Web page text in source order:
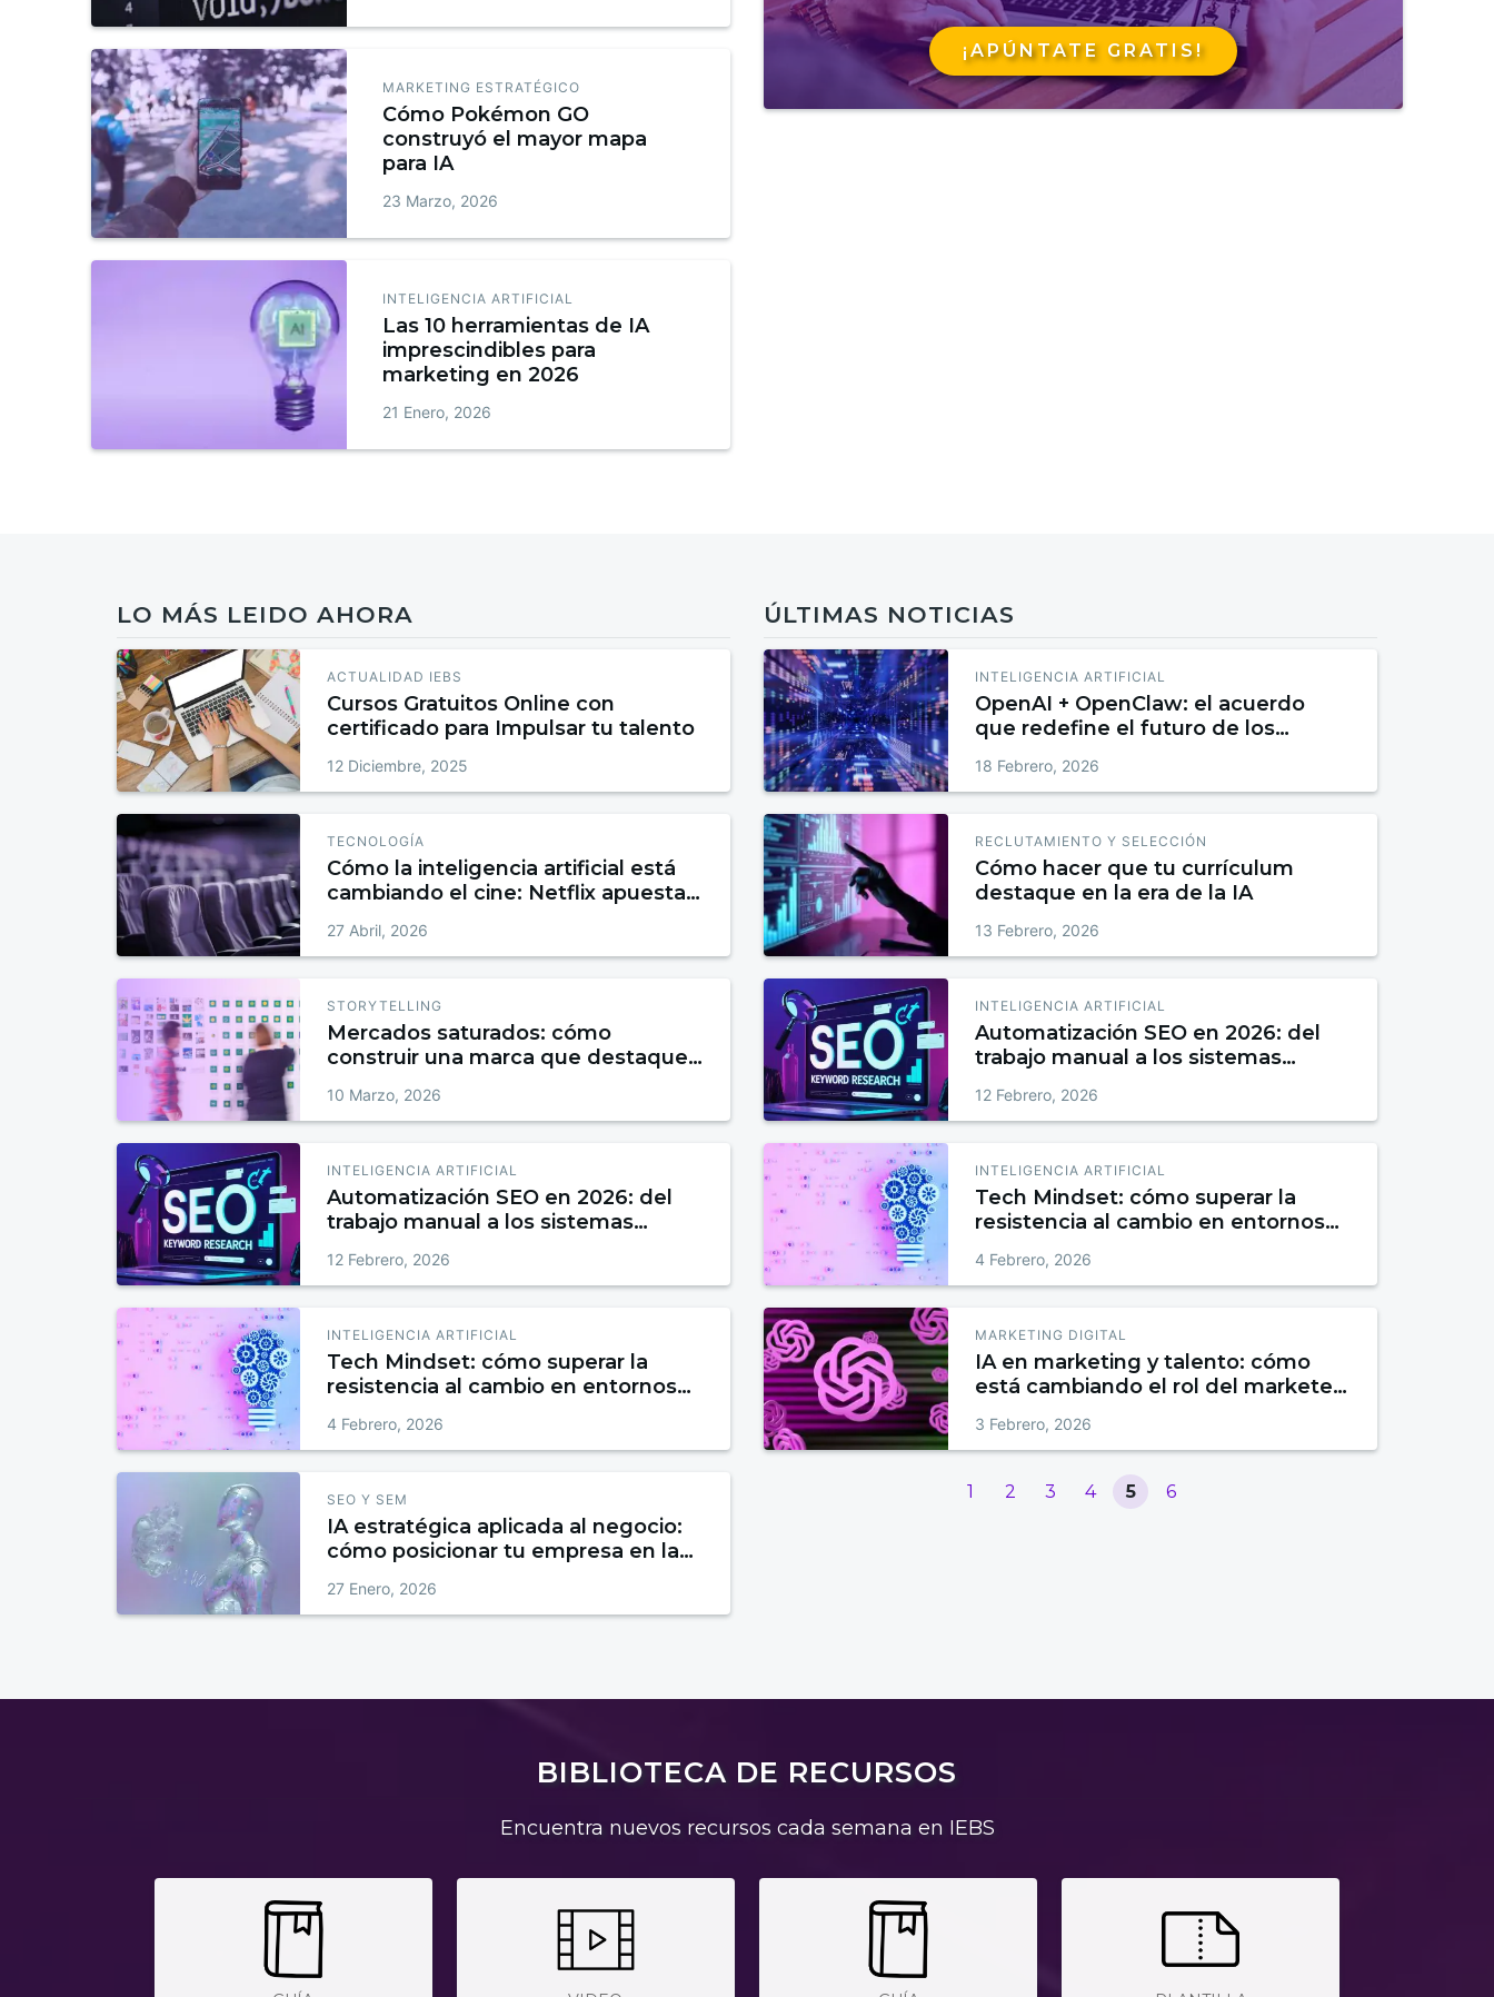
MARKETING ESTRATÉGICO
Cómo Pokémon GO
construyó el mayor mapa
para IA
23 Marzo, 2026
INTELIGENCIA ARTIFICIAL
Las 10 herramientas de IA
imprescindibles para
marketing en 2026
21 Enero, 2026
¡APÚNTATE GRATIS!
LO MÁS LEIDO AHORA
ACTUALIDAD IEBS
Cursos Gratuitos Online con
certificado para Impulsar tu talento
12 Diciembre, 2025
TECNOLOGÍA
Cómo la inteligencia artificial está
cambiando el cine: Netflix apuesta
27 Abril, 2026
STORYTELLING
Mercados saturados: cómo
construir una marca que destaque
10 Marzo, 2026
INTELIGENCIA ARTIFICIAL
Automatización SEO en 2026: del
trabajo manual a los sistemas
12 Febrero, 2026
INTELIGENCIA ARTIFICIAL
Tech Mindset: cómo superar la
resistencia al cambio en entornos
4 Febrero, 2026
SEO Y SEM
IA estratégica aplicada al negocio:
cómo posicionar tu empresa en la
27 Enero, 2026
ÚLTIMAS NOTICIAS
INTELIGENCIA ARTIFICIAL
OpenAI + OpenClaw: el acuerdo
que redefine el futuro de los
18 Febrero, 2026
RECLUTAMIENTO Y SELECCIÓN
Cómo hacer que tu currículum
destaque en la era de la IA
13 Febrero, 2026
INTELIGENCIA ARTIFICIAL
Automatización SEO en 2026: del
trabajo manual a los sistemas
12 Febrero, 2026
INTELIGENCIA ARTIFICIAL
Tech Mindset: cómo superar la
resistencia al cambio en entornos
4 Febrero, 2026
MARKETING DIGITAL
IA en marketing y talento: cómo
está cambiando el rol del marketer
3 Febrero, 2026
1 2 3 4 5 6
BIBLIOTECA DE RECURSOS
Encuentra nuevos recursos cada semana en IEBS